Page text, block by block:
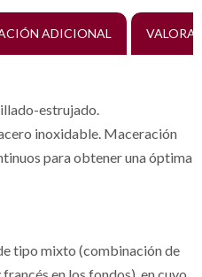
ADICIONAL
estrujado.
inoxidable. Maceración
para obtener una óptima
tipo mixto (combinación de